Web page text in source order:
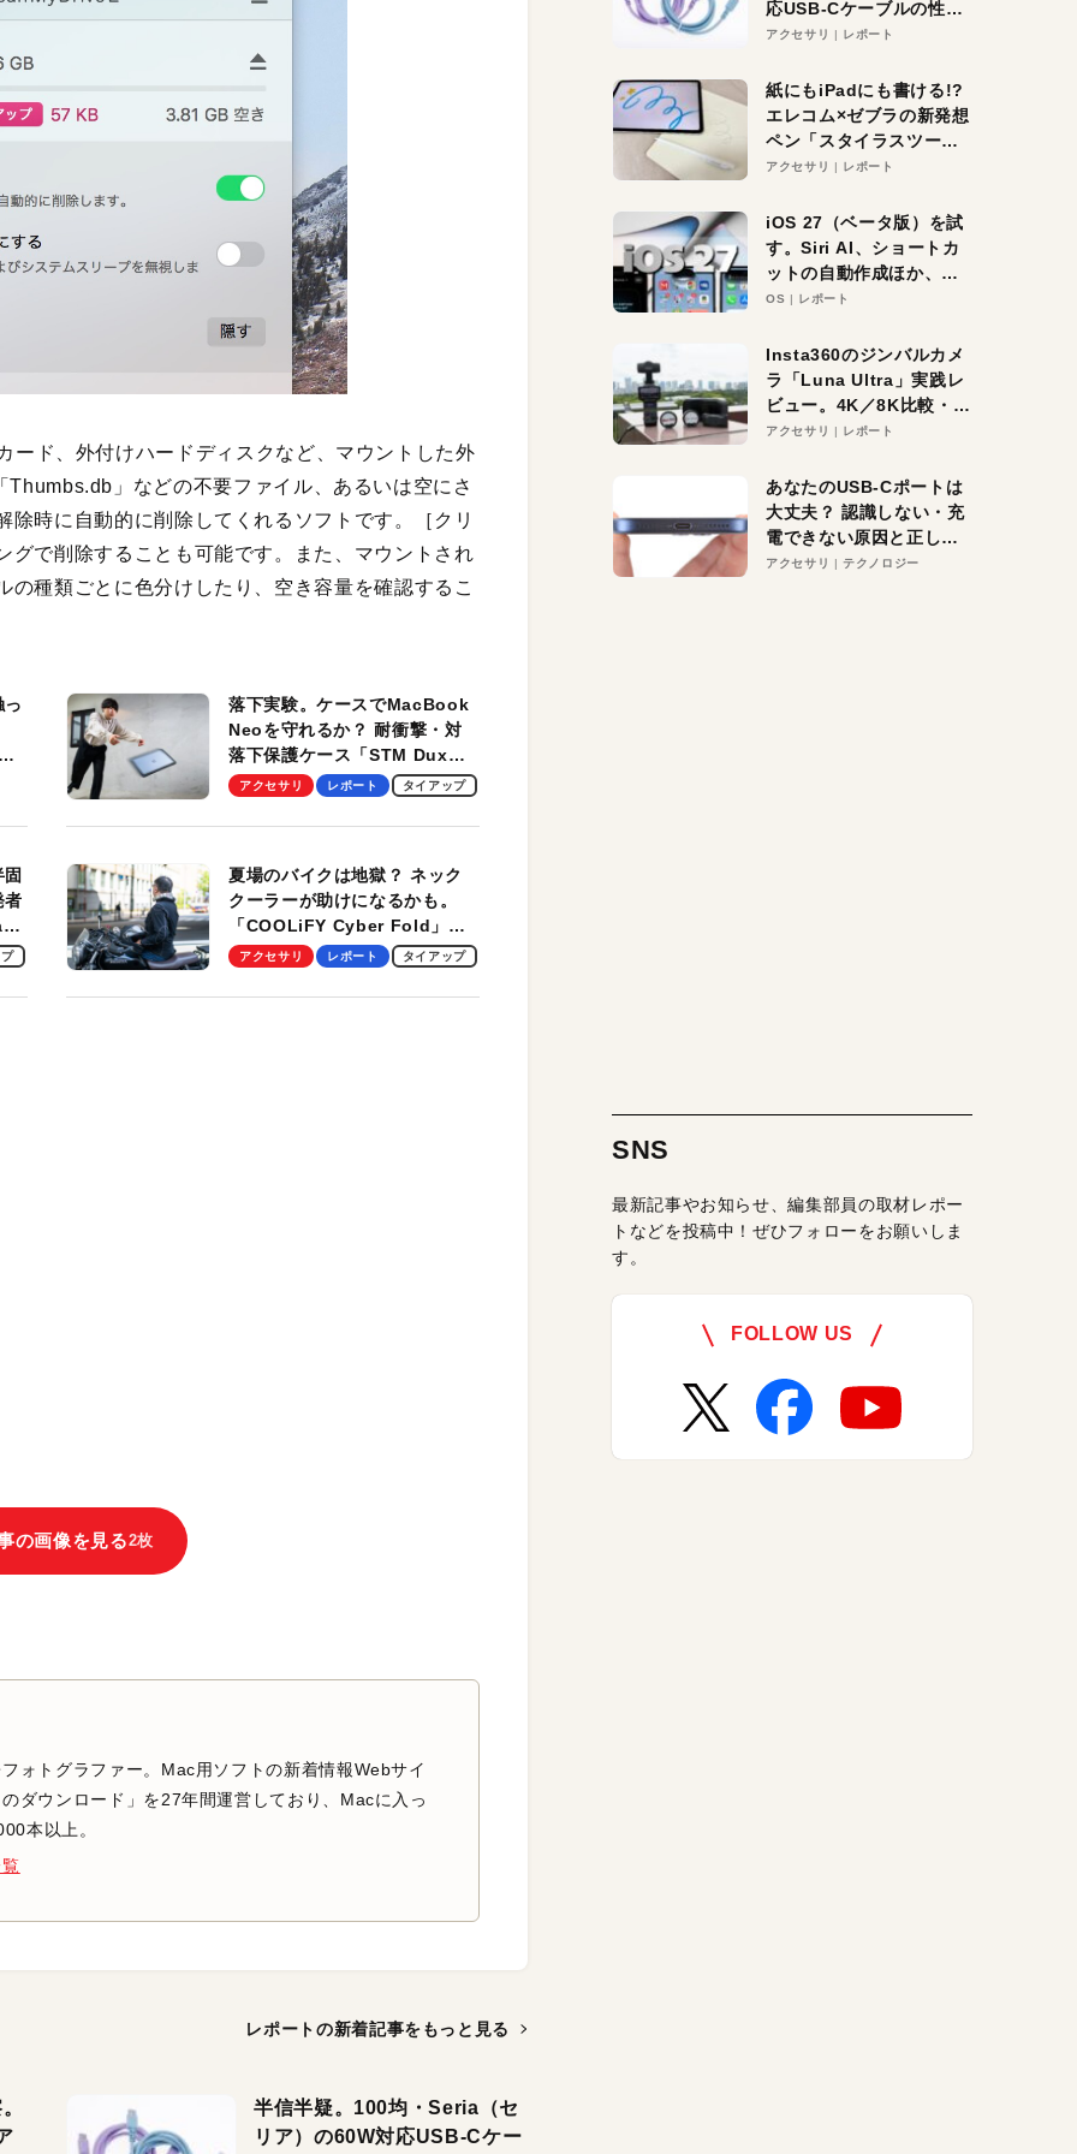
ド、外付けハードディスクなど、マウントした外
」などの不要ファイル、あるいは空にさ
時に自動的に削除してくれるソフトです。［クリ
グで削除することも可能です。また、マウントされ
種類ごとに色分けしたり、空き容量を確認するこ
落下実験。ケースでMacBook
Neoを守れるか？ 耐衝撃・対
落下保護ケース「STM Dux
Ultra」を検証。学生、ビジネ
適！
アクセサリ レポート タイアップ
者
夏場のバイクは地獄？ ネック
クーラーが助けになるかも。
「COOLiFY Cyber Fold」レ
ビュー。冷却の速さ、密着する
性がグッド！
アクセサリ レポート タイアップ
の画像を見る2枚
ォトグラファー。Mac用ソフトの新着情報Webサイ
ダウンロード」を27年間運営しており、Macに入っ
本以上。
レポートの新着記事をもっと見る
半信半疑。100均・Seria（セ
リア）の60W対応USB-Cケー
応USB-Cケーブルの性能
を検証。超コスパの1本を
アクセサリ レポート
紙にもiPadにも書ける!?
エレコム×ゼブラの新発想
ペン「スタイラスツーウ
ェイ」レビュー。持ち替
アクセサリ レポート
iOS 27（ベータ版）を試
す。Siri AI、ショートカ
ットの自動作成ほか、期
待大の便利機能5選。
る未来はすぐそこ！
OS レポート
Insta360のジンバルカメ
ラ「Luna Ultra」実践レ
ビュー。4K／8K比較・ズ
ーム・夜間撮影をチェッ
アクセサリ レポート
あなたのUSB-Cポートは
大丈夫？ 認識しない・充
電できない原因と正しい
対策
アクセサリ テクノロジー
SNS
最新記事やお知らせ、編集部員の取材レポー
トなどを投稿中！ぜひフォローをお願いしま
す。
FOLLOW US